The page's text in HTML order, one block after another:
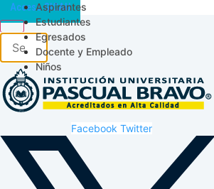
Aspirantes
Estudiantes
Egresados
Docente y Empleado
Niños
Acceso SICAU
Facebook Twitter